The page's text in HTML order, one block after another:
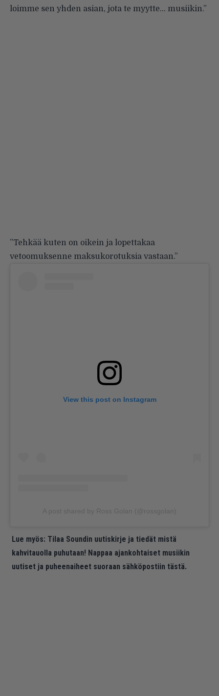
loimme sen yhden asian, jota te myytte… musiikin.”
”Tehkää kuten on oikein ja lopettakaa
vetoomuksenne maksukorotuksia vastaan.”
View this post on Instagram
A post shared by Ross Golan (@rossgolan)
Lue myös: Tilaa Soundin uutiskirje ja tiedät mistä
kahvitauolla puhutaan! Nappaa ajankohtaiset musiikin
uutiset ja puheenaiheet suoraan sähköpostiin tästä.